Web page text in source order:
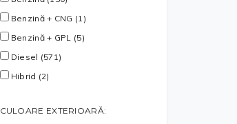
Benzină + CNG (1)
Benzină + GPL (5)
Diesel (571)
Hibrid (2)
CULOARE EXTERIOARĂ: